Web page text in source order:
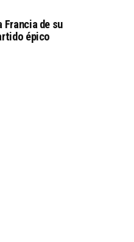
Francia de su
épico